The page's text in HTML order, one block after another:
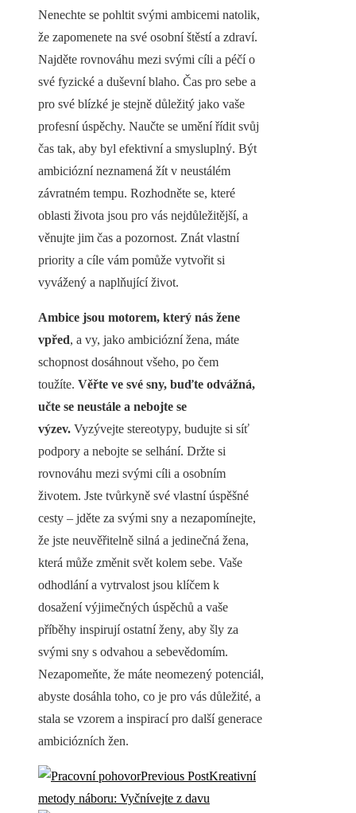
Nenechte se pohltit svými ambicemi natolik,
že zapomenete na své osobní štěstí a zdraví.
Najděte rovnováhu mezi svými cíli a péčí o
své fyzické a duševní blaho. Čas pro sebe a
pro své blízké je stejně důležitý jako vaše
profesní úspěchy. Naučte se umění řídit svůj
čas tak, aby byl efektivní a smysluplný. Být
ambiciózní neznamená žít v neustálém
závratném tempu. Rozhodněte se, které
oblasti života jsou pro vás nejdůležitější, a
věnujte jim čas a pozornost. Znát vlastní
priority a cíle vám pomůže vytvořit si
vyvážený a naplňující život.
Ambice jsou motorem, který nás žene
vpřed, a vy, jako ambiciózní žena, máte
schopnost dosáhnout všeho, po čem
toužíte. Věřte ve své sny, buďte odvážná,
učte se neustále a nebojte se
výzev. Vyzývejte stereotypy, budujte si síť
podpory a nebojte se selhání. Držte si
rovnováhu mezi svými cíli a osobním
životem. Jste tvůrkyně své vlastní úspěšné
cesty – jděte za svými sny a nezapomínejte,
že jste neuvěřitelně silná a jedinečná žena,
která může změnit svět kolem sebe. Vaše
odhodlání a vytrvalost jsou klíčem k
dosažení výjimečných úspěchů a vaše
příběhy inspirují ostatní ženy, aby šly za
svými sny s odvahou a sebevědomím.
Nezapomeňte, že máte neomezený potenciál,
abyste dosáhla toho, co je pro vás důležité, a
stala se vzorem a inspirací pro další generace
ambiciózních žen.
Previous PostKreativní
metody náboru: Vyčnívejte z davu